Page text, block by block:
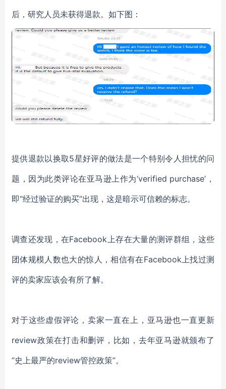
后，研究人员未获得退款。如下图：
提供退款以换取5星好评的做法是一个特别令人担忧的问
题，因为此类评论在亚马逊上作为‘verified purchase’，
即“经过验证的购买”出现，这是暗示可信赖的标志。
调查还发现，在Facebook上存在大量的测评群组，这些
团体规模人数也大的惊人，相信有在Facebook上找过测
评的卖家应该会有所了解。
对于这些虚假评论，卖家一直在上，亚马逊也一直更新
review政策在打击和删评，比如，去年亚马逊就颁布了
“史上最严的review管控政策”。